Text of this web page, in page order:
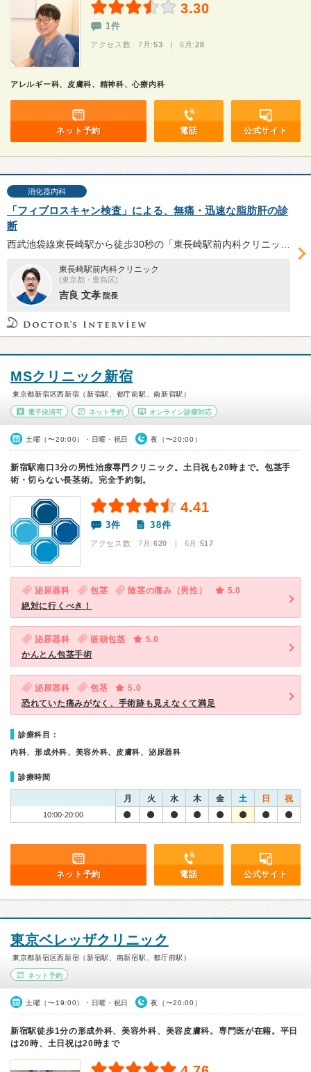
3.30
1件
アクセス数 7月:53 | 6月:28
アレルギー科、皮膚科、精神科、心療内科
ネット予約 電話 公式サイト
消化器内科
「フィブロスキャン検査」による、無痛・迅速な脂肪肝の診
断
東長崎駅前内科クリニック
(東京都・豊島区)
吉良 文孝 院長
MSクリニック新宿
東京都新宿区西新宿（新宿駅、都庁前駅、南新宿駅）
電子決済可 ネット予約 オンライン診療対応
土曜（〜20:00）・日曜・祝日 夜（〜20:00）
新宿駅南口3分の男性治療専門クリニック。土日祝も20時まで。包茎手
術・切らない長茎術。完全予約制。
4.41
3件 38件
アクセス数 7月:620 | 6月:517
泌尿器科 包茎 陰茎の痛み（男性）
5.0
絶対に行くべき！
泌尿器科 嵌頓包茎
5.0
かんとん包茎手術
泌尿器科 包茎
5.0
恐れていた痛みがなく、手術跡も見えなくて満足
診療科目：
内科、形成外科、美容外科、皮膚科、泌尿器科
診療時間
月 火 水 木 金 土 日 祝
10:00-20:00
ネット予約 電話 公式サイト
東京ベレッザクリニック
東京都新宿区西新宿（新宿駅、南新宿駅、都庁前駅）
ネット予約
土曜（〜19:00）・日曜・祝日 夜（〜20:00）
新宿駅徒歩1分の形成外科、美容外科、美容皮膚科。専門医が在籍。平日
は20時、土日祝は20時まで